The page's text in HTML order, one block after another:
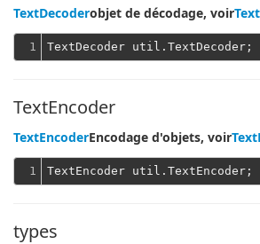
TextDecoderobjet de décodage, voir
1
TextEncoder
TextEncoderEncodage d'objets, voir
1
types